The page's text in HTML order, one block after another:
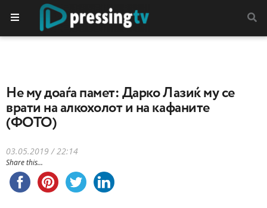
Не му доаѓа памет: Дарко Лазиќ му се
врати на алкохолот и на кафаните
(ФОТО)
03.05.2019 / 22:14
Share this...